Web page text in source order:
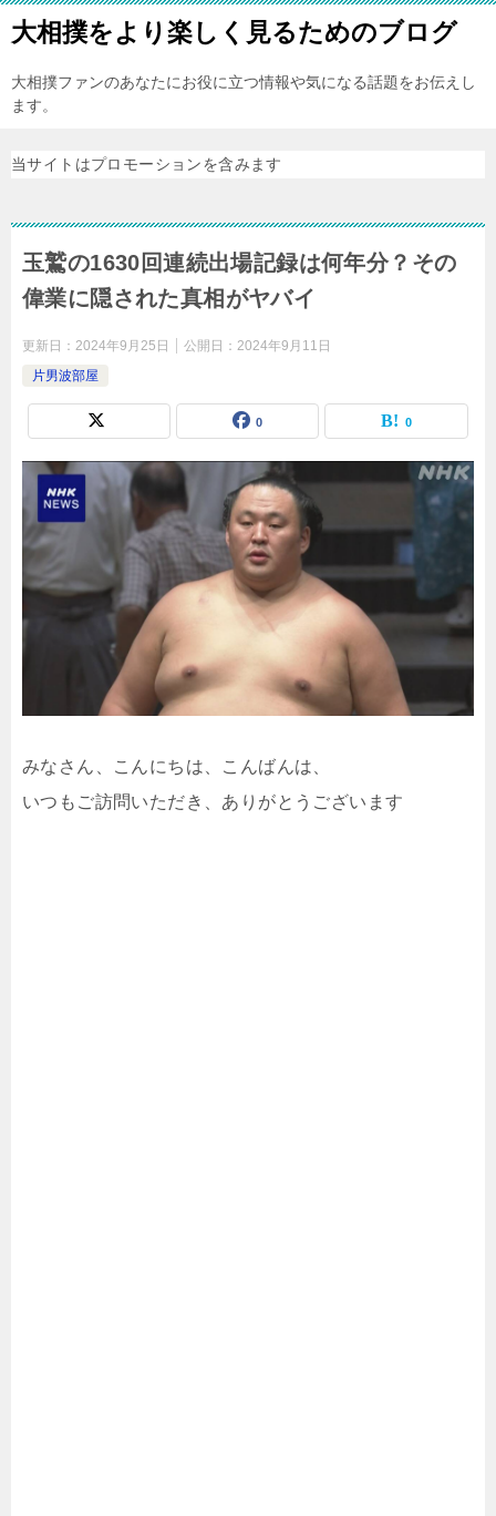
大相撲をより楽しく見るためのブログ
大相撲ファンのあなたにお役に立つ情報や気になる話題をお伝えし
ます。
当サイトはプロモーションを含みます
玉鷲の1630回連続出場記録は何年分？その
偉業に隠された真相がヤバイ
更新日： 2024年9月25日 公開日： 2024年9月11日
片男波部屋
0 0
みなさん、こんにちは、こんばんは、
いつもご訪問いただき、ありがとうございます